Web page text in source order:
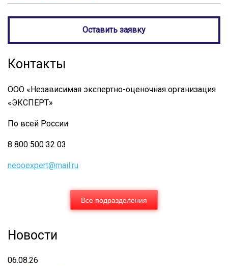
ВК
мероприятиях
посокращению
количества
принимаемых
органами
кадастрового
учета
решений
Оставить заявку
Контакты
ООО «Независимая экспертно-оценочная организация
«ЭКСПЕРТ»
По всей России
8 800 500 32 03
neooexpert@mail.ru
Все подразделения
Новости
06.08.26